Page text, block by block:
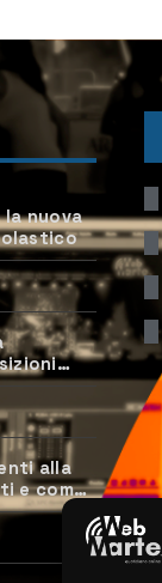
la nuova
alla
e come